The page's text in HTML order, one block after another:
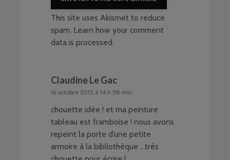
This site uses Akismet to reduce
spam. Learn how your comment
data is processed.
Claudine Le Gac
16 octobre 2015 à 14 h 58 min
chouette idée ! et ma peinture
tableau est framboise ! nous avons
repeint la porte d’une petite
armoire à la bibliothèque …très